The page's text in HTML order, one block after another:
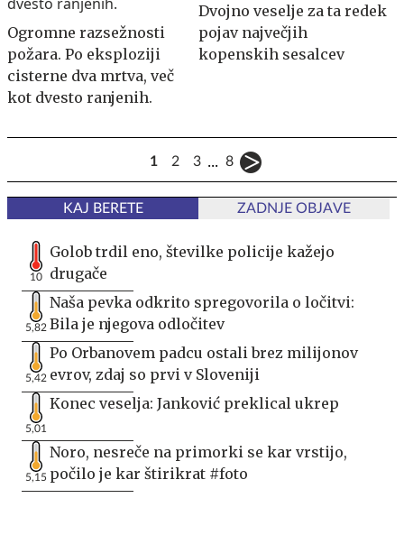
Ogromne razsežnosti
požara. Po eksploziji
cisterne dva mrtva, več
kot dvesto ranjenih.
Dvojno veselje za ta redek
pojav največjih
kopenskih sesalcev
1 2 3 ... 8
KAJ BERETE ZADNJE OBJAVE
10
Golob trdil eno, številke policije kažejo
drugače
5,82
Naša pevka odkrito spregovorila o ločitvi:
Bila je njegova odločitev
5,42
Po Orbanovem padcu ostali brez milijonov
evrov, zdaj so prvi v Sloveniji
5,01
Konec veselja: Janković preklical ukrep
5,15
Noro, nesreče na primorki se kar vrstijo,
počilo je kar štirikrat #foto